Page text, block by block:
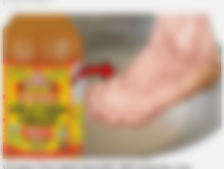
Neuropathy Has Linked To A Common Habit. Do You Do It?